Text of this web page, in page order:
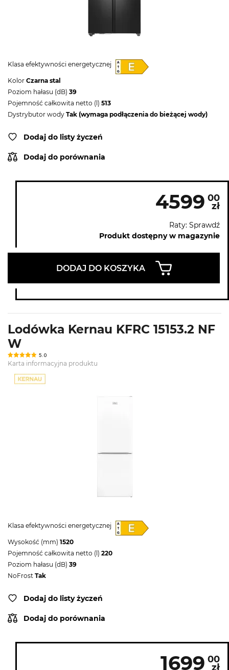
Klasa efektywności energetycznej
Kolor Czarna stal
Poziom hałasu (dB) 39
Pojemność całkowita netto (l) 513
Dystrybutor wody Tak (wymaga podłączenia do bieżącej wody)
Dodaj do listy życzeń
Dodaj do porównania
4599 00
zł
Raty: Sprawdź
Produkt dostępny w magazynie
DODAJ DO KOSZYKA
Lodówka Kernau KFRC 15153.2 NF
W
5.0
Karta informacyjna produktu
Klasa efektywności energetycznej
Wysokość (mm) 1520
Pojemność całkowita netto (l) 220
Poziom hałasu (dB) 39
NoFrost Tak
Dodaj do listy życzeń
Dodaj do porównania
1699 00
zł